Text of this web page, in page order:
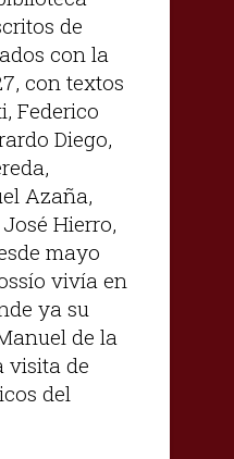
de
con la
con textos
Federico
Diego,
Azaña,
Hierro,
mayo
vivía en
ya su
de la
visita de
del